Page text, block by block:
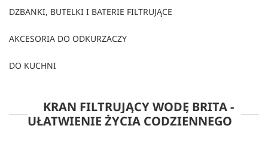
DZBANKI, BUTELKI I BATERIE FILTRUJĄCE
AKCESORIA DO ODKURZACZY
DO KUCHNI
KRAN FILTRUJĄCY WODĘ BRITA -
UŁATWIENIE ŻYCIA CODZIENNEGO